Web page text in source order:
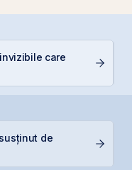
care
de